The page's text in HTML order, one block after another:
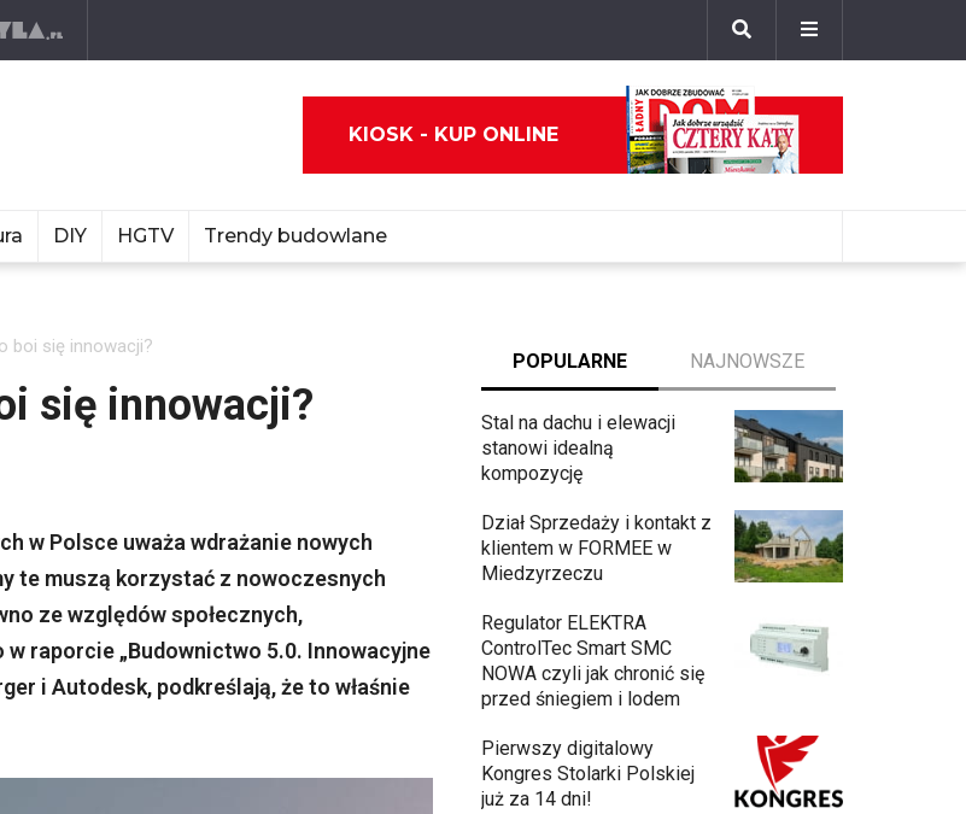
KIOSK - KUP ONLINE
DIY HGTV Trendy budowlane
boi się innowacji?
się innowacji?
w Polsce uważa wdrażanie nowych
te muszą korzystać z nowoczesnych
ze względów społecznych,
raporcie „Budownictwo 5.0. Innowacyjne
i Autodesk, podkreślają, że to właśnie
POPULARNE NAJNOWSZE
Stal na dachu i elewacji
stanowi idealną
kompozycję
Dział Sprzedaży i kontakt z
klientem w FORMEE w
Miedzyrzeczu
Regulator ELEKTRA
ControlTec Smart SMC
NOWA czyli jak chronić się
przed śniegiem i lodem
Pierwszy digitalowy
Kongres Stolarki Polskiej
już za 14 dni!